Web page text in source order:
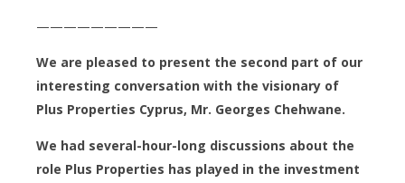
—————————
We are pleased to present the second part of our
interesting conversation with the visionary of
Plus Properties Cyprus, Mr. Georges Chehwane.
We had several-hour-long discussions about the
role Plus Properties has played in the investment